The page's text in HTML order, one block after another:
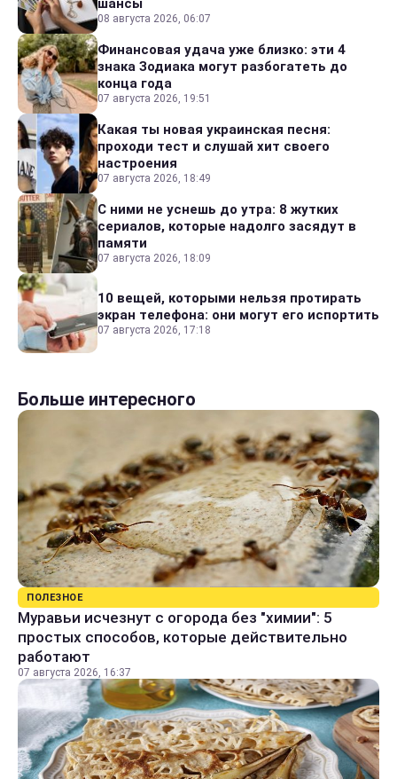
шансы
08 августа 2026, 06:07
Финансовая удача уже близко: эти 4
знака Зодиака могут разбогатеть до
конца года
07 августа 2026, 19:51
Какая ты новая украинская песня:
проходи тест и слушай хит своего
настроения
07 августа 2026, 18:49
С ними не уснешь до утра: 8 жутких
сериалов, которые надолго засядут в
памяти
07 августа 2026, 18:09
10 вещей, которыми нельзя протирать
экран телефона: они могут его испортить
07 августа 2026, 17:18
Больше интересного
ПОЛЕЗНОЕ
Муравьи исчезнут с огорода без "химии": 5
простых способов, которые действительно
работают
07 августа 2026, 16:37